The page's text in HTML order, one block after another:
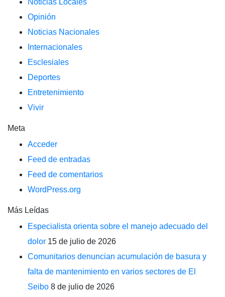
Noticias Locales
Opinión
Noticias Nacionales
Internacionales
Esclesiales
Deportes
Entretenimiento
Vivir
Meta
Acceder
Feed de entradas
Feed de comentarios
WordPress.org
Más Leídas
Especialista orienta sobre el manejo adecuado del
dolor 15 de julio de 2026
Comunitarios denuncian acumulación de basura y
falta de mantenimiento en varios sectores de El
Seibo 8 de julio de 2026